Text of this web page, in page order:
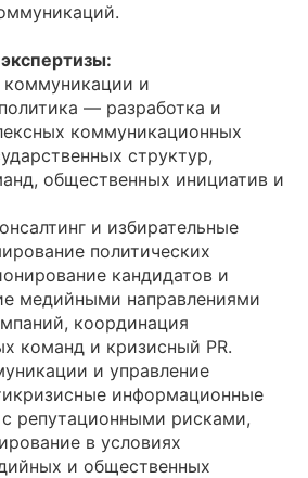
коммуникации и
— разработка и
коммуникационных
структур,
общественных инициатив и
и избирательные
политических
кандидатов и
медийными направлениями
координация
команд и кризисный PR.
и управление
информационные
репутационными рисками,
в условиях
и общественных